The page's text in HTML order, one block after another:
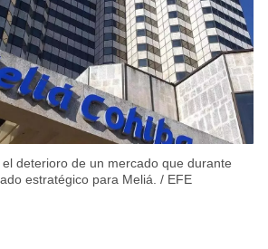
deterioro de un mercado que durante
estratégico para Meliá. / EFE